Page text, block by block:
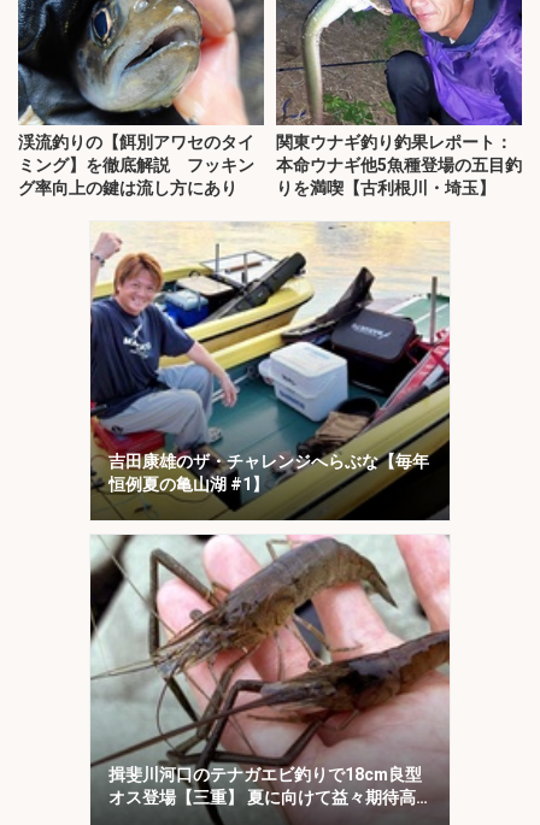
渓流釣りの【餌別アワセのタイ
ミング】を徹底解説 フッキン
グ率向上の鍵は流し方にあり
関東ウナギ釣り釣果レポート：
本命ウナギ他5魚種登場の五目釣
りを満喫【古利根川・埼玉】
吉田康雄のザ・チャレンジへらぶな【毎年
恒例夏の亀山湖 #1】
揖斐川河口のテナガエビ釣りで18cm良型
オス登場【三重】 夏に向けて益々期待高